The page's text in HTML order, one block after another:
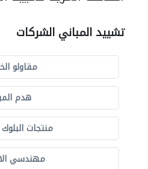
تشييد المباني الشركات
مقاولو
هدم
منتجات
مهندسي